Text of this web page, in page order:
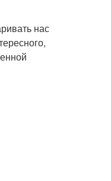
нас